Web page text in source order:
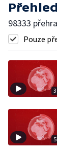
98333
Pouze